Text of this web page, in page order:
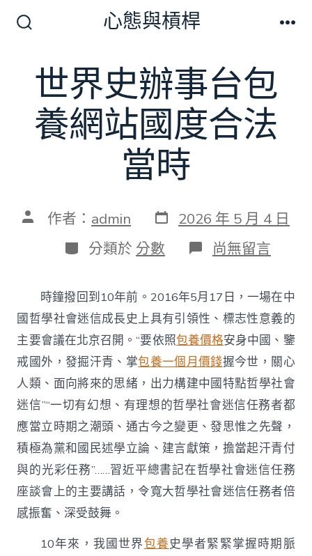
換
關
心態與槓桿
世界史辦事台包
養網站國度合法
當時
文 作者： admin 發
表
日
期
2026 年 5 月 4 日
分
類
分類於 分數 在
〈世
史
辦
事
台
包
養
網
站
國
度
合
法
當
時〉
中
尚無留言
時鐘撥回到10年前。2016年5月17日，一場在中
國哲學社會迷信成長史上具有引領性、標志性意義的
主要會議在北京召開。“要依照包養價格安身中國、鑒
戒國外，發掘汗青、掌包養一個月價錢握今世，關心
人類、面向將來的思緒，出力構建中國特點哲學社會
迷信”“一切有幻想、有理想的哲學社會迷信任務者都
應當立時期之潮頭、通古今之變更、發思惟之先聲，
積極為黨和國民述學立論、建言獻策，擔當起汗青付
與的光彩任務”……習近平總書記在哲學社會迷信任務
座談會上的主要講話，令寬大哲學社會迷信任務者倍
感振奮、深受鼓舞。
10年來，我國世界包養史學者緊緊掌握時期脈